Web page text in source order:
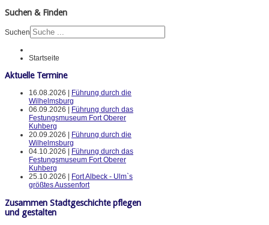
Suchen & Finden
Suchen
Startseite
Aktuelle Termine
16.08.2026 |
Führung durch die
Wilhelmsburg
06.09.2026 |
Führung durch das
Festungsmuseum Fort Oberer
Kuhberg
20.09.2026 |
Führung durch die
Wilhelmsburg
04.10.2026 |
Führung durch das
Festungsmuseum Fort Oberer
Kuhberg
25.10.2026 |
Fort Albeck - Ulm`s
größtes Aussenfort
Zusammen Stadtgeschichte pflegen
und gestalten